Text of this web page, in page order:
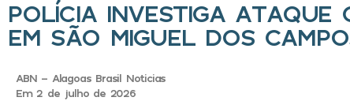
POLÍCIA INVESTIGA
EM SÃO MIGUEL DOS
ABN - Alagoas Brasil Noticias
Em 2 de julho de 2026